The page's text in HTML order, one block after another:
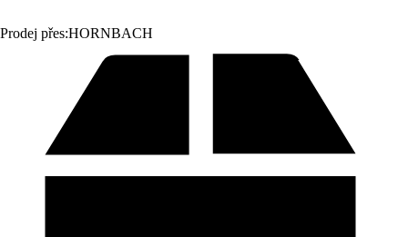
Prodej přes:HORNBACH